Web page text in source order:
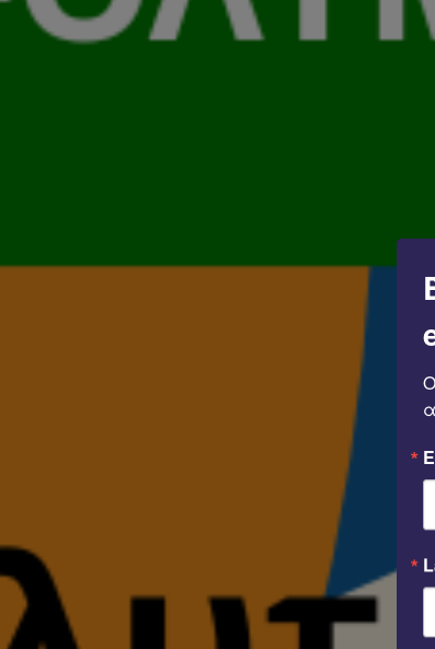
Θέμα ημερήσιας διάταξης: «Ανάδειξη και Ανάπτυξη
συνοχής στις Ορεινές Περιοχές της Ευρωπαϊκής
μέλη και οι περιφερειακές αρχές καλούνται να
Ένωσης, τα σχέδια και τους πόρους των Ταμείων,
ορεινών περιοχών, την παροχή ενισχύσεων για την
• Στη δημιουργία θέσεων εργασίας και στην
• Στην κάλυψη κοινωνικών και οικονομικών αναγκών
• Σε επενδύσεις, που θα βελτιώνουν την
• Στη δημιουργία υποδομών εκπαίδευσης και
• Στην προστασία της βιοποικιλότητας.
• Στην παραγωγή και προώθηση τροφίμων και άλλων
ποιότητας.
• Στη χρήση των τεχνολογιών Πληροφορικής και